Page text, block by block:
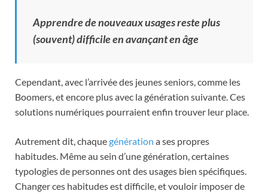
Apprendre de nouveaux usages reste plus
(souvent) difficile en avançant en âge
Cependant, avec l’arrivée des jeunes seniors, comme les
Boomers, et encore plus avec la génération suivante. Ces
solutions numériques pourraient enfin trouver leur place.
Autrement dit, chaquegénération a ses propres
habitudes. Même au sein d’une génération, certaines
typologies de personnes ont des usages bien spécifiques.
Changer ces habitudes est difficile, et vouloir imposer de